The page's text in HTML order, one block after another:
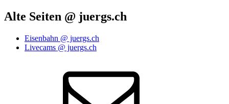
Alte Seiten @ juergs.ch
Eisenbahn @ juergs.ch
Livecams @ juergs.ch